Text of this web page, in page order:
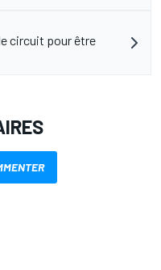
circuit pour être